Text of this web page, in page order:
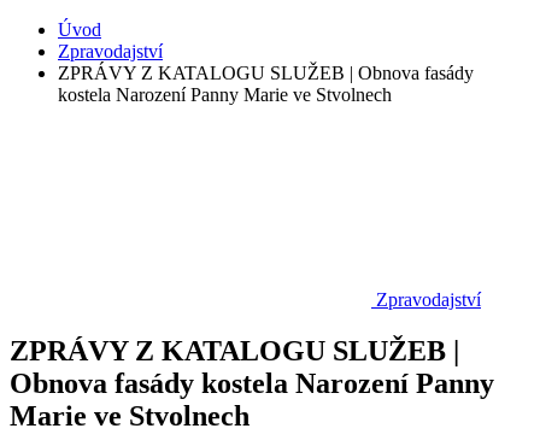
Úvod
Zpravodajství
ZPRÁVY Z KATALOGU SLUŽEB | Obnova fasády
kostela Narození Panny Marie ve Stvolnech
Zpravodajství
ZPRÁVY Z KATALOGU SLUŽEB |
Obnova fasády kostela Narození Panny
Marie ve Stvolnech